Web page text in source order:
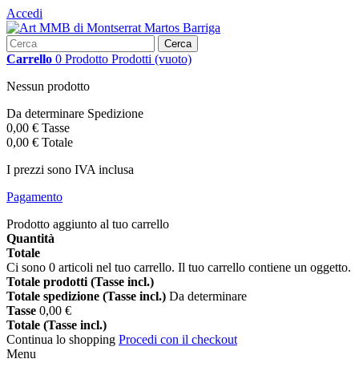
Accedi
Cerca
Carrello 0 Prodotto Prodotti (vuoto)
Nessun prodotto
Da determinare Spedizione
0,00 € Tasse
0,00 € Totale
I prezzi sono IVA inclusa
Pagamento
Prodotto aggiunto al tuo carrello
Quantità
Totale
Ci sono 0 articoli nel tuo carrello. Il tuo carrello contiene un oggetto.
Totale prodotti (Tasse incl.)
Totale spedizione (Tasse incl.) Da determinare
Tasse 0,00 €
Totale (Tasse incl.)
Continua lo shopping Procedi con il checkout
Menu